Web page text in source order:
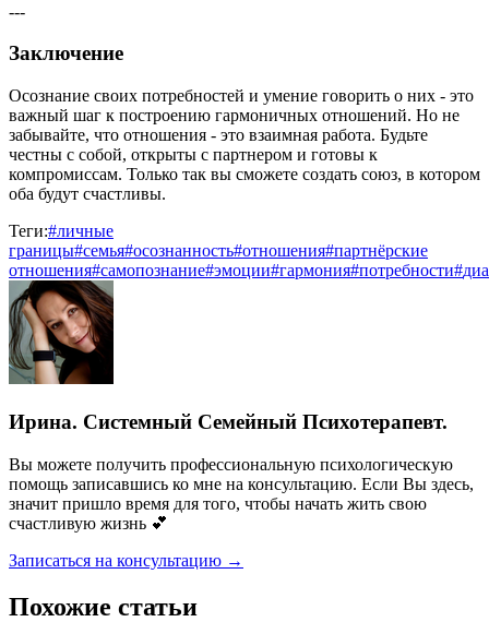
---
Заключение
Осознание своих потребностей и умение говорить о них - это
важный шаг к построению гармоничных отношений. Но не
забывайте, что отношения - это взаимная работа. Будьте
честны с собой, открыты с партнером и готовы к
компромиссам. Только так вы сможете создать союз, в котором
оба будут счастливы.
Теги:#личные
границы#семья#осознанность#отношения#партнёрские
отношения#самопознание#эмоции#гармония#потребности#
Ирина. Системный Семейный Психотерапевт.
Вы можете получить профессиональную психологическую
помощь записавшись ко мне на консультацию. Если Вы здесь,
значит пришло время для того, чтобы начать жить свою
счастливую жизнь 💕
Записаться на консультацию →
Похожие статьи